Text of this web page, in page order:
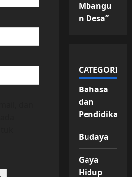
Mbangu
n Desa”
CATEGORIES
Bahasa
dan
Pendidikan
Budaya
Gaya
Hidup